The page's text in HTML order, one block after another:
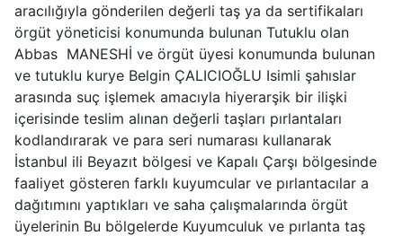
aracılığıyla gönderilen değerli taş ya da sertifikaları
örgüt yöneticisi konumunda bulunan Tutuklu olan
Abbas MANESHİ ve örgüt üyesi konumunda bulunan
ve tutuklu kurye Belgin ÇALICIOĞLU Isimli şahıslar
arasında suç işlemek amacıyla hiyerarşik bir ilişki
içerisinde teslim alınan değerli taşları pırlantaları
kodlandırarak ve para seri numarası kullanarak
İstanbul ili Beyazıt bölgesi ve Kapalı Çarşı bölgesinde
faaliyet gösteren farklı kuyumcular ve pırlantacılar a
dağıtımını yaptıkları ve saha çalışmalarında örgüt
üyelerinin Bu bölgelerde Kuyumculuk ve pırlanta taş